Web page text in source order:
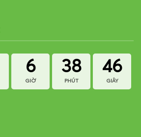
6
GIỜ
38
PHÚT
46
GIÂY